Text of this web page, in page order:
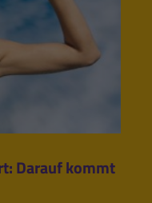
Darauf kommt